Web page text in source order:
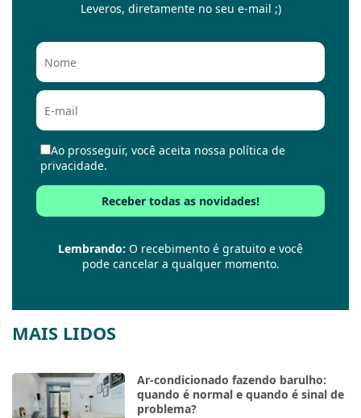
Leveros, diretamente no seu e-mail ;)
Ao prosseguir, você aceita nossa política de
privacidade.
Lembrando: O recebimento é gratuito e você
pode cancelar a qualquer momento.
MAIS LIDOS
Ar-condicionado fazendo barulho:
quando é normal e quando é sinal de
problema?